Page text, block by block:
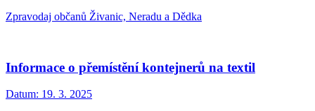
Zpravodaj občanů Živanic, Neradu a Dědka
Informace o přemístění kontejnerů na textil
Datum: 19. 3. 2025